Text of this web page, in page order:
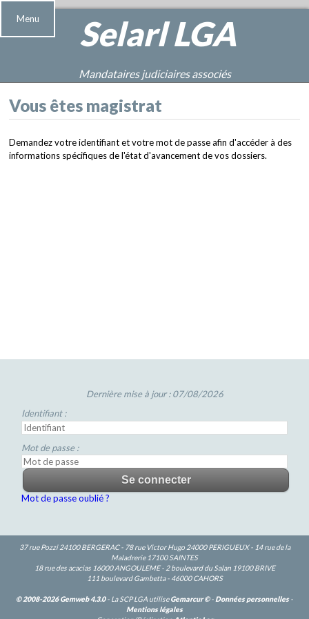
SelarlLGA
Mandataires judiciaires associés
Menu
Vous êtes magistrat
Demandez votre identifiant et votre mot de passe afin d'accéder à des
informations spécifiques de l'état d'avancement de vos dossiers.
Dernière mise à jour : 07/08/2026
Identifiant :
Mot de passe :
Mot de passe oublié ?
37 rue Pozzi 24100 BERGERAC - 78 rue Victor Hugo 24000 PERIGUEUX - 14 rue de la
Maladrerie 17100 SAINTES
18 rue des acacias 16000 ANGOULEME - 2 boulevard du Salan 19100 BRIVE
111 boulevard Gambetta - 46000 CAHORS
© 2008-2026 Gemweb 4.3.0- La SCP LGA utiliseGemarcur ©- Données personnelles-
Mentions légales